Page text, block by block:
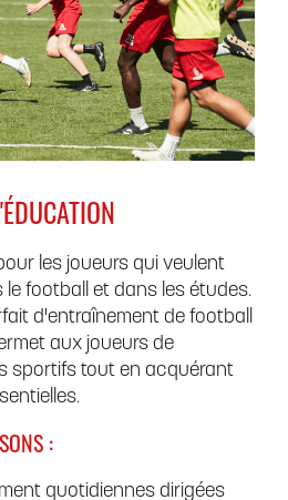
les joueurs qui veulent
le football et dans les études.
d'entraînement de football
aux joueurs de
sportifs tout en acquérant
:
quotidiennes dirigées